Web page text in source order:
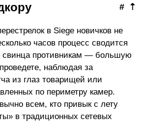
⇡
#
в Siege новичков не
часов процесс сводится
свинца противникам — большую
наблюдая за
из глаз товарищей или
по периметру камер.
всем, кто привык с лету
в традиционных сетевых